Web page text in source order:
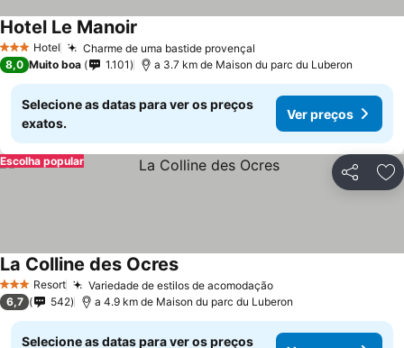
3 EstrelasHotel Charme de uma bastide provençal
Hotel Le Manoir
8,0 Muito boa 1.101 a 3.7 km de Maison du parc du Luberon
Selecione as datas para ver os preços
exatos.
Ver preços
Partilhar
Escolha popular
3 EstrelasResort Variedade de estilos de acomodação
La Colline des Ocres
6,7 542 a 4.9 km de Maison du parc du Luberon
Selecione as datas para ver os preços